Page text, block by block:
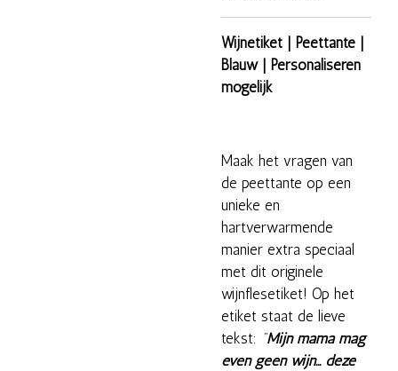
Wijnetiket | Peettante |
Blauw | Personaliseren
mogelijk
Maak het vragen van
de peettante op een
unieke en
hartverwarmende
manier extra speciaal
met dit originele
wijnflesetiket! Op het
etiket staat de lieve
tekst: "Mijn mama mag
even geen wijn... deze